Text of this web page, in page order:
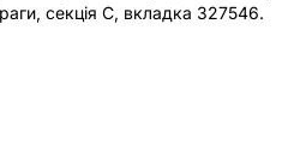
секція C, вкладка 327546.